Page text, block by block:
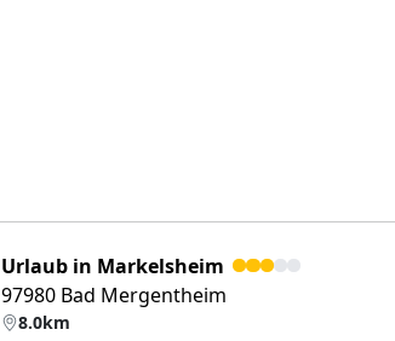
Urlaub in Markelsheim
97980 Bad Mergentheim
8.0km